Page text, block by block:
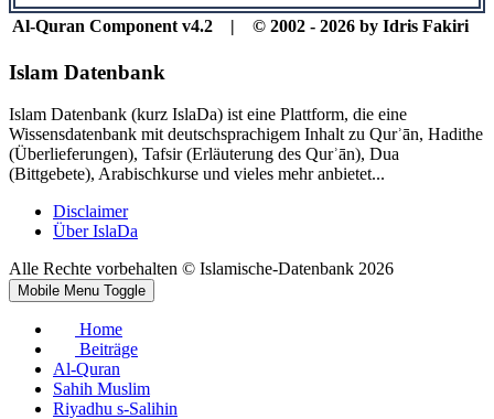
Al-Quran Component v4.2 | © 2002 - 2026 by Idris Fakiri
Islam Datenbank
Islam Datenbank (kurz IslaDa) ist eine Plattform, die eine
Wissensdatenbank mit deutschsprachigem Inhalt zu Qurʾān, Hadithe
(Überlieferungen), Tafsir (Erläuterung des Qurʾān), Dua
(Bittgebete), Arabischkurse und vieles mehr anbietet...
Disclaimer
Über IslaDa
Alle Rechte vorbehalten © Islamische-Datenbank 2026
Mobile Menu Toggle
Home
Beiträge
Al-Quran
Sahih Muslim
Riyadhu s-Salihin